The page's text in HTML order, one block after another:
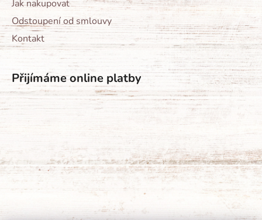
Jak nakupovat
Odstoupení od smlouvy
Kontakt
Přijímáme online platby